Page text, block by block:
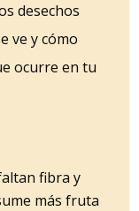
desechos
ve y cómo
ocurre en tu
fibra y
más fruta